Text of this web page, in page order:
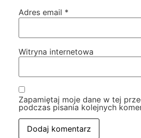
Adres email *
Witryna internetowa
Zapamiętaj moje dane w tej
podczas pisania kolejnych